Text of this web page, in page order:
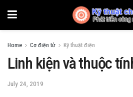
Home Cơ điện tử Kỹ thuật điện
Linh kiện và thuộc
July 24, 2019